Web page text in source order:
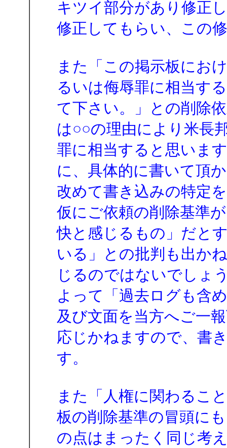
キツイ部分があり修正
修正してもらい、この
また「この掲示板にお
るいは侮辱罪に相当す
て下さい。」との削除
は○○の理由により米長
罪に相当すると思いま
に、具体的に書いて頂
改めて書き込みの特定
仮にご依頼の削除基準
快と感じるもの」だと
いる」との批判も出か
じるのではないでしょ
よって「過去ログも含
及び文面を当方へご一
応じかねますので、書
す。
また「人権に関わるこ
板の削除基準の冒頭に
の点はまったく同じ考